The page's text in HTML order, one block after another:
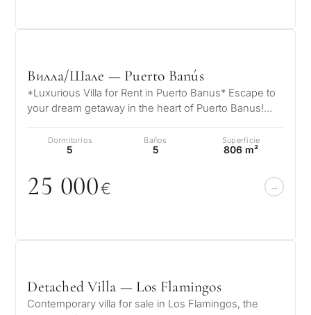
Вилла/Шале — Puerto Banús
*Luxurious Villa for Rent in Puerto Banus* Escape to
your dream getaway in the heart of Puerto Banus!
Dormitorios
5
Baños
5
Superficie
806 m²
25 000€
Detached Villa — Los Flamingos
Contemporary villa for sale in Los Flamingos, the